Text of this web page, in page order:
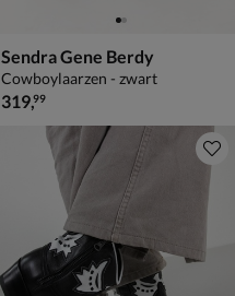
Sendra Gene Berdy
Cowboylaarzen - zwart
€ 319,99
319,99